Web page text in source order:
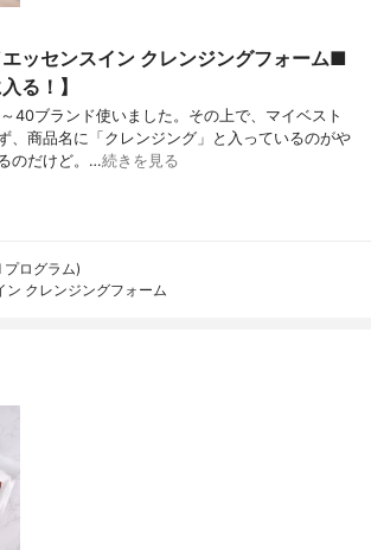
エッセンスイン クレンジングフォーム■
る！】
40ブランド使いました。その上で、マイベスト
、商品名に「クレンジング」と入っているのがや
のだけど。…続きを見る
ログラム)
ン クレンジングフォーム